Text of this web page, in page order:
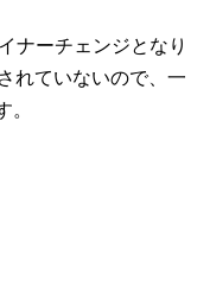
ナーチェンジとなり
れていないので、一
。